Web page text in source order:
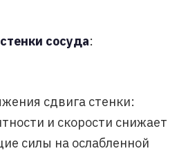
сосуда:
сдвига стенки:
и скорости снижает
силы на ослабленной